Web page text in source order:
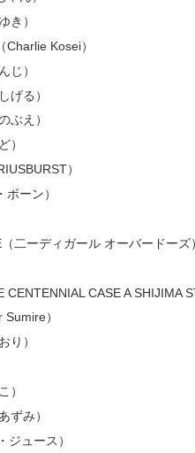
き）
Kosei）
じ）
げる）
ぶえ）
）
）
ーン）
二ーディガール オーバードーズ）
CASE A SHIJIMA
）
り）
）
ずみ）
ジュース）